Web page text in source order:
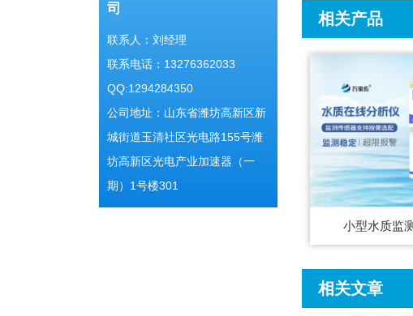
司
联系人：刘经理
联系电话：13276362033
QQ:1294284350
公司地址：山东省潍坊高新区新
城街道玉清社区光电路155号潍
坊高新区光电产业加速器（一
期）1号楼301
相关产品
小型水质监
相关文章